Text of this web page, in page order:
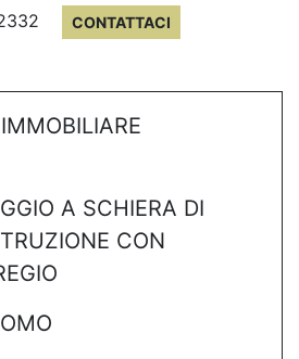
CONTATTACI
A SCHIERA DI
CON